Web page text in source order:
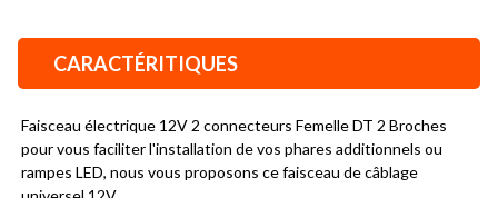
CARACTÉRITIQUES
Faisceau électrique 12V 2 connecteurs Femelle DT 2 Broches
pour vous faciliter l'installation de vos phares additionnels ou
rampes LED, nous vous proposons ce faisceau de câblage